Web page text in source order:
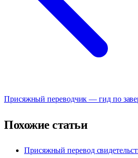
Присяжный переводчик — гид по
Похожие статьи
Присяжный перевод